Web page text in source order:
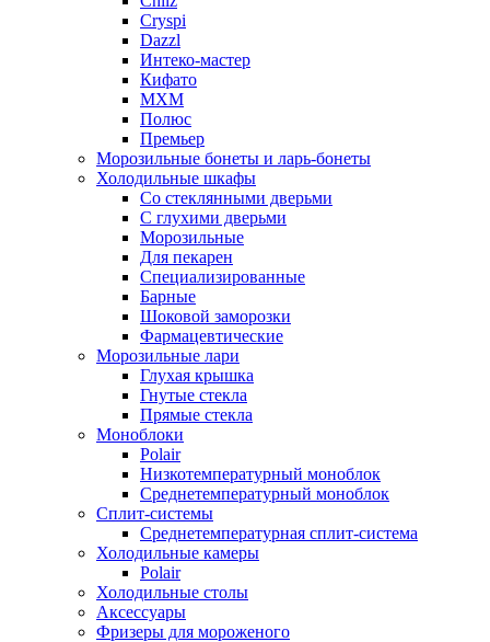
Cryspi
Dazzl
Интеко-мастер
Кифато
МХМ
Полюс
Премьер
Морозильные бонеты и ларь-бонеты
Холодильные шкафы
Со стеклянными дверьми
С глухими дверьми
Морозильные
Для пекарен
Специализированные
Барные
Шоковой заморозки
Фармацевтические
Морозильные лари
Глухая крышка
Гнутые стекла
Прямые стекла
Моноблоки
Polair
Низкотемпературный моноблок
Среднетемпературный моноблок
Сплит-системы
Среднетемпературная сплит-система
Холодильные камеры
Polair
Холодильные столы
Аксессуары
Фризеры для мороженого